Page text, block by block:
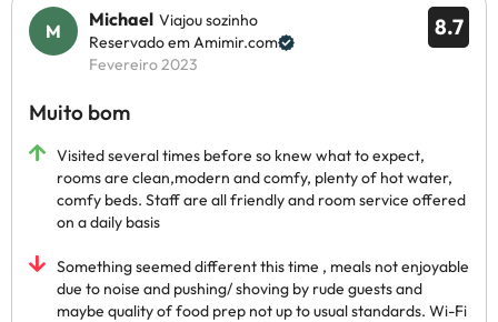
8.7
Michael Viajou sozinho
Reservado em Amimir.com
Fevereiro 2023
Muito bom
Visited several times before so knew what to expect,
rooms are clean,modern and comfy, plenty of hot water,
comfy beds. Staff are all friendly and room service offered
on a daily basis
Something seemed different this time , meals not enjoyable
due to noise and pushing/ shoving by rude guests and
maybe quality of food prep not up to usual standards. Wi-Fi